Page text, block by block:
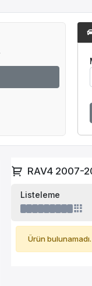
RAV4 2007-
Listeleme
Ürün bulunamadı.